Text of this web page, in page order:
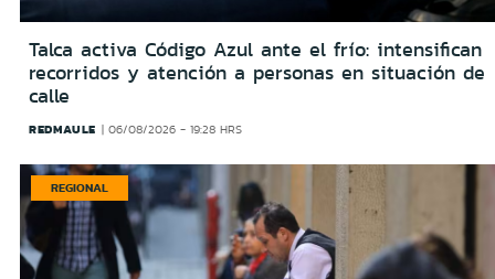
Talca activa Código Azul ante el frío: intensifican
recorridos y atención a personas en situación de
calle
REDMAULE 06/08/2026 - 19:28 HRS
REGIONAL